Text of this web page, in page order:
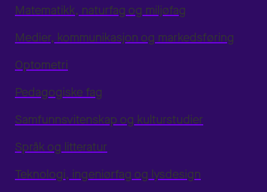
Matematikk, naturfag og miljøfag
Medier, kommunikasjon og markedsføring
Optometri
Pedagogiske fag
Samfunnsvitenskap og kulturstudier
Språk og litteratur
Teknologi, ingeniørfag og lysdesign